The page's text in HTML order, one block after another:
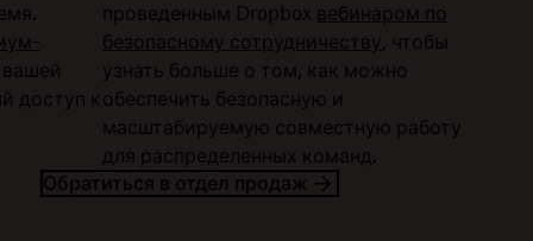
доступ к
проведенным Dropbox вебинаром по
безопасному сотрудничеству, чтобы
узнать больше о том, как можно
обеспечить безопасную и
масштабируемую совместную работу
для распределенных команд.
Обратиться в отдел продаж